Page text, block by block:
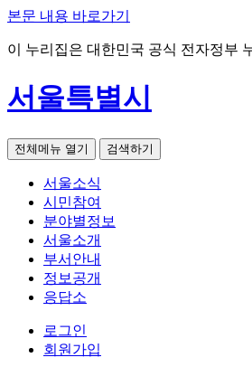
본문 내용 바로가기
이 누리집은 대한민국 공식 전자정부
서울특별시
전체메뉴 열기 검색하기
서울소식
시민참여
분야별정보
서울소개
부서안내
정보공개
응답소
로그인
회원가입